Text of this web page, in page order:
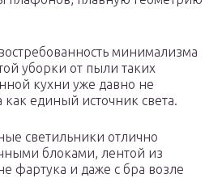
минимализма
уборки от пыли таких
кухни уже давно не
как единый источник света.
светильники отлично
блоками, лентой из
фартука и даже с бра возле